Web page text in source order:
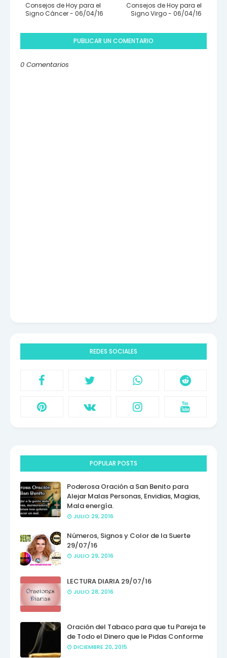
Consejos de Hoy para el
Signo Virgo - 06/04/16
Consejos de Hoy para el
Signo Cáncer - 06/04/16
PUBLICAR UN COMENTARIO
0 Comentarios
REDES SOCIALES
POPULAR POSTS
Poderosa Oración a San Benito para
Alejar Malas Personas, Envidias, Magias,
Mala energía.
JULIO 29, 2016
Números, Signos y Color de la Suerte
29/07/16
JULIO 29, 2016
LECTURA DIARIA 29/07/16
JULIO 28, 2016
Oración del Tabaco para que tu Pareja te
de Todo el Dinero que le Pidas Conforme
DICIEMBRE 20, 2015